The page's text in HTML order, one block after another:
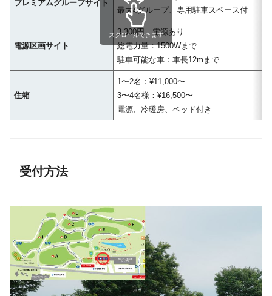
プレミアムグループサイト
最大4グループ、専用駐車スペース付
電源区画サイト
3,300円 電源あり
総電力量：1500Wまで
駐車可能な車：車長12mまで
住箱
1〜2名：¥11,000〜
3〜4名様：¥16,500〜
電源、冷暖房、ベッド付き
スクロールできます
受付方法